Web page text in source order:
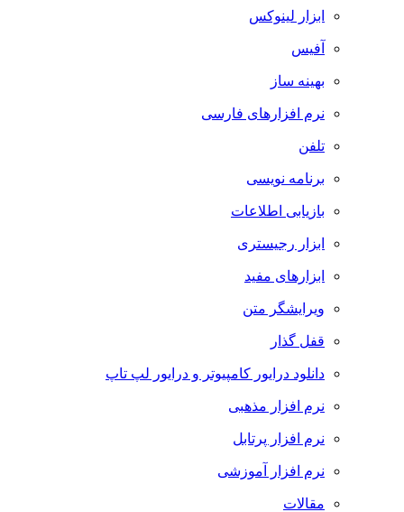
ابزار لینوکس
آفیس
بهینه ساز
نرم افزارهای فارسی
تلفن
برنامه نویسی
بازیابی اطلاعات
ابزار رجیستری
ابزارهای مفید
ویرایشگر متن
قفل گذار
دانلود درایور کامپیوتر و درایور لپ تاپ
نرم افزار مذهبی
نرم افزار پرتابل
نرم افزار آموزشی
مقالات